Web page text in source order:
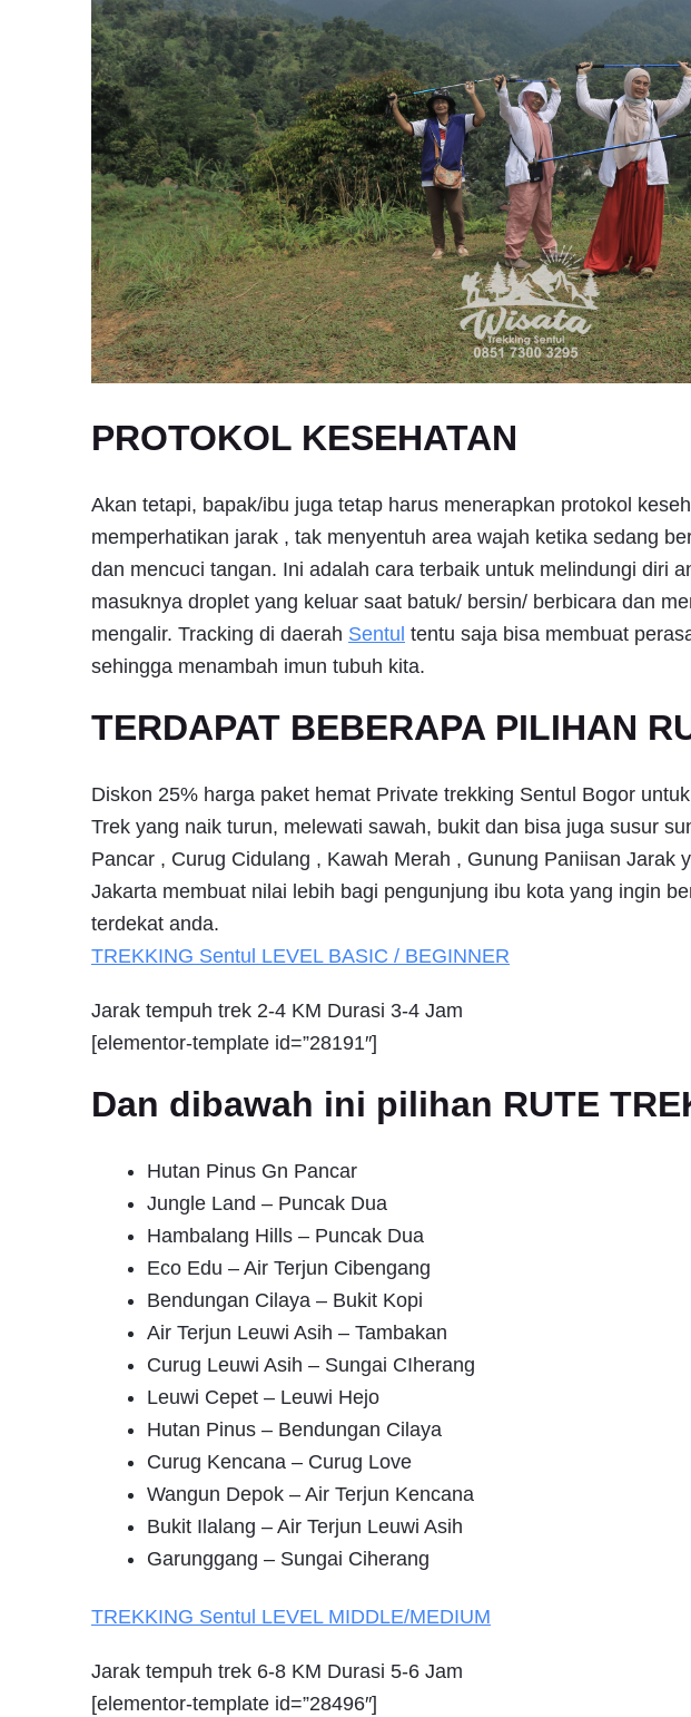
PROTOKOL KESEHATAN
Akan tetapi, bapak/ibu juga tetap harus menerapkan protokol
memperhatikan jarak , tak menyentuh area wajah ketika sedang
dan mencuci tangan. Ini adalah cara terbaik untuk melindungi diri
masuknya droplet yang keluar saat batuk/ bersin/ berbicara dan
mengalir. Tracking di daerah Sentul tentu saja bisa membuat
sehingga menambah imun tubuh kita.
TERDAPAT BEBERAPA PILIHAN
Diskon 25% harga paket hemat Private trekking Sentul Bogor
Trek yang naik turun, melewati sawah, bukit dan bisa juga susur
Pancar , Curug Cidulang , Kawah Merah , Gunung Paniisan Jarak
Jakarta membuat nilai lebih bagi pengunjung ibu kota yang ingin
terdekat anda.
TREKKING Sentul LEVEL BASIC / BEGINNER
Jarak tempuh trek 2-4 KM Durasi 3-4 Jam
[elementor-template id=”28191″]
Dan dibawah ini pilihan RUTE
Hutan Pinus Gn Pancar
Jungle Land – Puncak Dua
Hambalang Hills – Puncak Dua
Eco Edu – Air Terjun Cibengang
Bendungan Cilaya – Bukit Kopi
Air Terjun Leuwi Asih – Tambakan
Curug Leuwi Asih – Sungai CIherang
Leuwi Cepet – Leuwi Hejo
Hutan Pinus – Bendungan Cilaya
Curug Kencana – Curug Love
Wangun Depok – Air Terjun Kencana
Bukit Ilalang – Air Terjun Leuwi Asih
Garunggang – Sungai Ciherang
TREKKING Sentul LEVEL MIDDLE/MEDIUM
Jarak tempuh trek 6-8 KM Durasi 5-6 Jam
[elementor-template id=”28496″]